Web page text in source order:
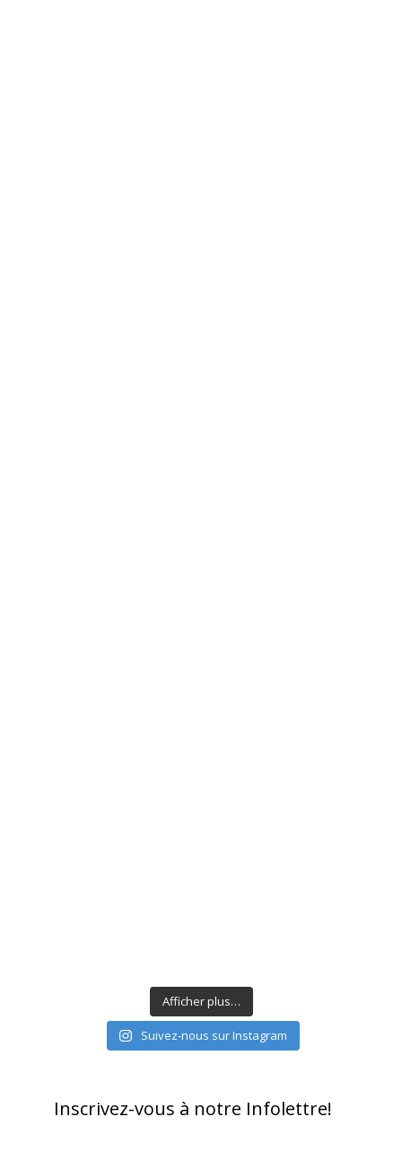
Afficher plus…
Suivez-nous sur Instagram
Inscrivez-vous à notre Infolettre!